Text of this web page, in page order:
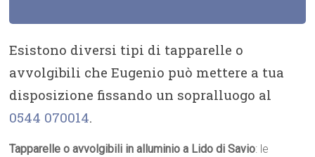
Esistono diversi tipi di tapparelle o
avvolgibili che Eugenio può mettere a tua
disposizione fissando un sopralluogo al
0544 070014.
Tapparelle o avvolgibili in alluminio a Lido di Savio: le